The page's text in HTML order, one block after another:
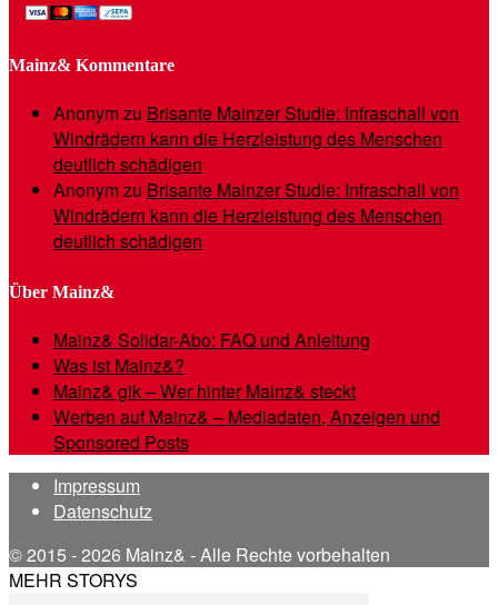
Mainz& Kommentare
Anonymzu Brisante Mainzer Studie: Infraschall von
Windrädern kann die Herzleistung des Menschen
deutlich schädigen
Anonymzu Brisante Mainzer Studie: Infraschall von
Windrädern kann die Herzleistung des Menschen
deutlich schädigen
Über Mainz&
Mainz& Solidar-Abo: FAQ und Anleitung
Was ist Mainz&?
Mainz& gik – Wer hinter Mainz& steckt
Werben auf Mainz& – Mediadaten, Anzeigen und
Sponsored Posts
Impressum
Datenschutz
© 2015 - 2026 Mainz& - Alle Rechte vorbehalten
MEHR STORYS